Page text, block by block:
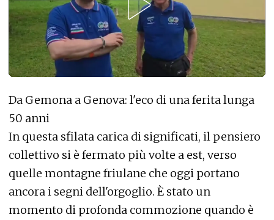
Da Gemona a Genova: l'eco di una ferita lunga
50 anni
In questa sfilata carica di significati, il pensiero
collettivo si è fermato più volte a est, verso
quelle montagne friulane che oggi portano
ancora i segni dell'orgoglio. È stato un
momento di profonda commozione quando è